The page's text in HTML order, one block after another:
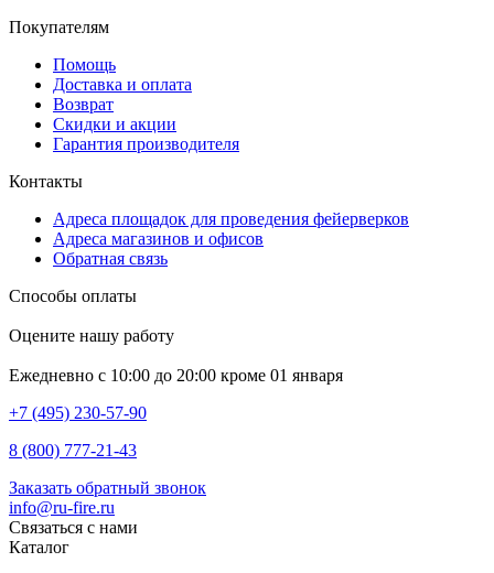
Покупателям
Помощь
Доставка и оплата
Возврат
Скидки и акции
Гарантия производителя
Контакты
Адреса площадок для проведения фейерверков
Адреса магазинов и офисов
Обратная связь
Способы оплаты
Оцените нашу работу
Ежедневно с 10:00 до 20:00 кроме 01 января
+7 (495) 230-57-90
8 (800) 777-21-43
Заказать обратный звонок
info@ru-fire.ru
Связаться с нами
Каталог